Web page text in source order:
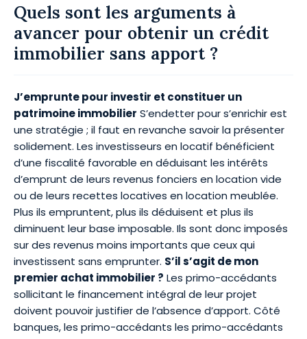
Quels sont les arguments à
avancer pour obtenir un crédit
immobilier sans apport ?
J’emprunte pour investir et constituer un
patrimoine immobilier S’endetter pour s’enrichir est
une stratégie ; il faut en revanche savoir la présenter
solidement. Les investisseurs en locatif bénéficient
d’une fiscalité favorable en déduisant les intérêts
d’emprunt de leurs revenus fonciers en location vide
ou de leurs recettes locatives en location meublée.
Plus ils empruntent, plus ils déduisent et plus ils
diminuent leur base imposable. Ils sont donc imposés
sur des revenus moins importants que ceux qui
investissent sans emprunter. S’il s’agit de mon
premier achat immobilier ? Les primo-accédants
sollicitant le financement intégral de leur projet
doivent pouvoir justifier de l’absence d’apport. Côté
banques, les primo-accédants les primo-accédants